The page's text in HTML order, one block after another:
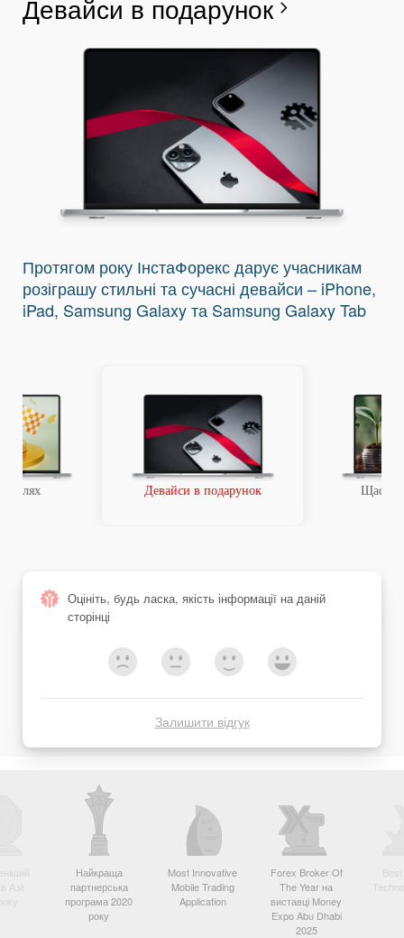
Девайси в подарунок chevron_right
Протягом року ІнстаФорекс дарує учасникам
розіграшу стильні та сучасні девайси – iPhone,
iPad, Samsung Galaxy та Samsung Galaxy Tab
шлях Девайси в подарунок
Оцініть, будь ласка, якість інформації на даній
сторінці
Залишити відгук
Азії
Найкраща
партнерська
програма 2020
року
Most Innovative
Mobile Trading
Application
Forex Broker Of
The Year на
виставці Money
Expo Abu Dhabi
2025